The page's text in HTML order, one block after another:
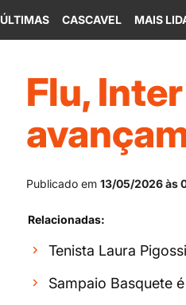
ÚLTIMAS CASCAVEL MAIS
Flu,
Publicado em 13/05/2026 às
Relacionadas:
Tenista Laura
Sampaio Basquete